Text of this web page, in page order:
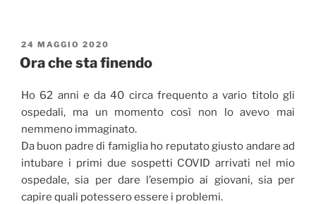
PUBBLICATO
IL
24 MAGGIO 2020
Ora che sta finendo
Ho 62 anni e da 40 circa frequento a vario titolo gli
ospedali, ma un momento così non lo avevo mai
nemmeno immaginato.
Da buon padre di famiglia ho reputato giusto andare ad
intubare i primi due sospetti COVID arrivati nel mio
ospedale, sia per dare l’esempio ai giovani, sia per
capire quali potessero essere i problemi.